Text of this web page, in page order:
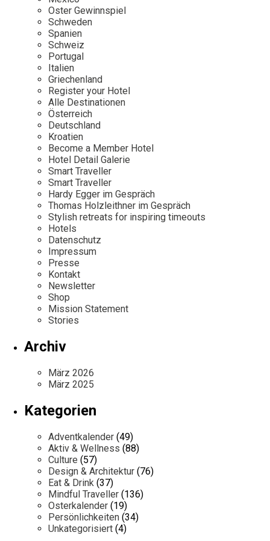
Mexico
Niederlande
Österreich
Portugal
Schweden
Spanien
Schweiz
Persönlichkeiten
Our Story
Career
Kontakt
Impressum
Oster Gewinnspiel
Schweden
Spanien
Schweiz
Portugal
Italien
Griechenland
Register your Hotel
Alle Destinationen
Österreich
Deutschland
Kroatien
Become a Member Hotel
Hotel Detail Galerie
Smart Traveller
Smart Traveller
Hardy Egger im Gespräch
Thomas Holzleithner im Gespräch
Stylish retreats for inspiring timeouts
Hotels
Datenschutz
Impressum
Presse
Kontakt
Newsletter
Shop
Mission Statement
Stories
Archiv
März 2026
März 2025
Kategorien
Adventkalender (49)
Aktiv & Wellness (88)
Culture (57)
Design & Architektur (76)
Eat & Drink (37)
Mindful Traveller (136)
Osterkalender (19)
Persönlichkeiten (34)
Unkategorisiert (4)